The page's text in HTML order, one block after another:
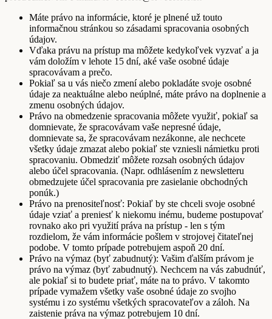
Máte právo na informácie, ktoré je plnené už touto
informačnou stránkou so zásadami spracovania osobných
údajov.
Vďaka právu na prístup ma môžete kedykoľvek vyzvať a ja
vám doložím v lehote 15 dní, aké vaše osobné údaje
spracovávam a prečo.
Pokiaľ sa u vás niečo zmení alebo pokladáte svoje osobné
údaje za neaktuálne alebo neúplné, máte právo na doplnenie a
zmenu osobných údajov.
Právo na obmedzenie spracovania môžete využiť, pokiaľ sa
domnievate, že spracovávam vaše nepresné údaje,
domnievate sa, že spracovávam nezákonne, ale nechcete
všetky údaje zmazat alebo pokiaľ ste vzniesli námietku proti
spracovaniu. Obmedziť môžete rozsah osobných údajov
alebo účel spracovania. (Napr. odhlásením z newsletteru
obmedzujete účel spracovania pre zasielanie obchodných
ponúk.)
Právo na prenositeľnosť: Pokiaľ by ste chceli svoje osobné
údaje vziať a preniesť k niekomu inému, budeme postupovať
rovnako ako pri využití práva na prístup - len s tým
rozdielom, že vám informácie pošlem v strojovej čitateľnej
podobe. V tomto prípade potrebujem aspoň 20 dní.
Právo na výmaz (byť zabudnutý): Vašim ďalším právom je
právo na výmaz (byť zabudnutý). Nechcem na vás zabudnúť,
ale pokiaľ si to budete priať, máte na to právo. V takomto
prípade vymažem všetky vaše osobné údaje zo svojho
systému i zo systému všetkých spracovateľov a záloh. Na
zaistenie práva na výmaz potrebujem 10 dní.